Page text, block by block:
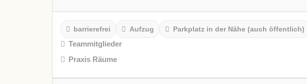
barrierefrei Aufzug Parkplatz in der Nähe (auch öffentlich)
Teammitglieder
Praxis Räume